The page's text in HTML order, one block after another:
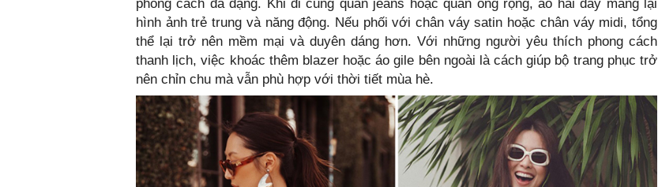
phong cách đa dạng. Khi đi cùng quần jeans hoặc quần ống rộng, áo hai dây mang lại
hình ảnh trẻ trung và năng động. Nếu phối với chân váy satin hoặc chân váy midi, tổng
thể lại trở nên mềm mại và duyên dáng hơn. Với những người yêu thích phong cách
thanh lịch, việc khoác thêm blazer hoặc áo gile bên ngoài là cách giúp bộ trang phục trở
nên chỉn chu mà vẫn phù hợp với thời tiết mùa hè.